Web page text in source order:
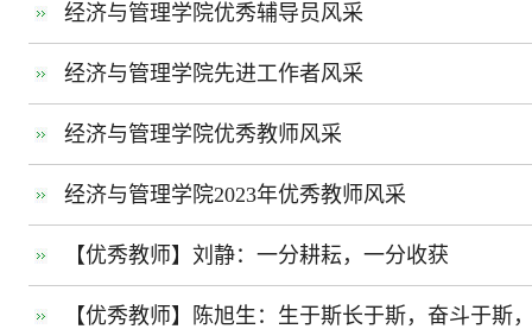
经济与管理学院优秀辅导员风采
经济与管理学院先进工作者风采
经济与管理学院优秀教师风采
经济与管理学院2023年优秀教师风采
【优秀教师】刘静：一分耕耘，一分收获
【优秀教师】陈旭生：生于斯长于斯，奋斗于斯